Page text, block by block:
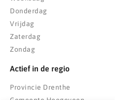
Donderdag
Vrijdag
Zaterdag
Zondag
Actief in de regio
Provincie Drenthe